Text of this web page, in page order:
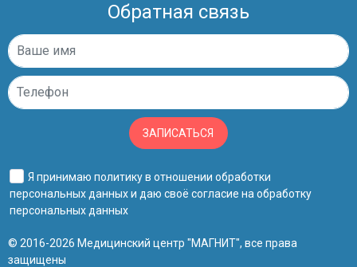
Обратная связь
ЗАПИСАТЬСЯ
Я принимаю политику в отношении обработки
персональных данныхи даю своё согласие на обработку
персональных данных
© 2016-2026 Медицинский центр "МАГНИТ", все права
защищены